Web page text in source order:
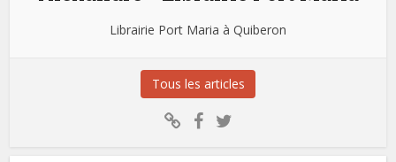
Librairie Port Maria à Quiberon
Tous les articles